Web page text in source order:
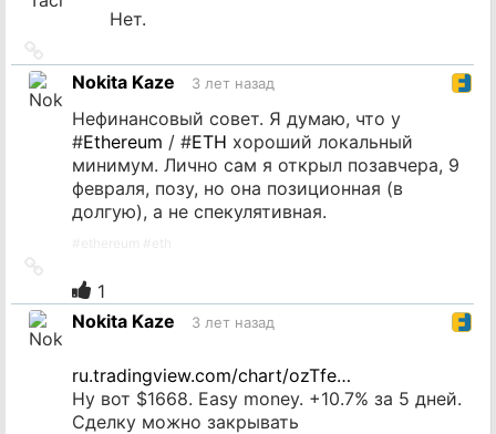
Нет.
на
источник
Nokita Kaze 3 лет назад
Нефинансовый совет. Я думаю, что у
#Ethereum / #ETH хороший локальный
минимум. Лично сам я открыл позавчера, 9
февраля, позу, но она позиционная (в
долгую), а не спекулятивная.
источник
1
Nokita Kaze
3 лет назад
ru.tradingview.com/chart/ozTfe…
Ну вот $1668. Easy money. +10.7% за 5 дней.
Сделку можно закрывать